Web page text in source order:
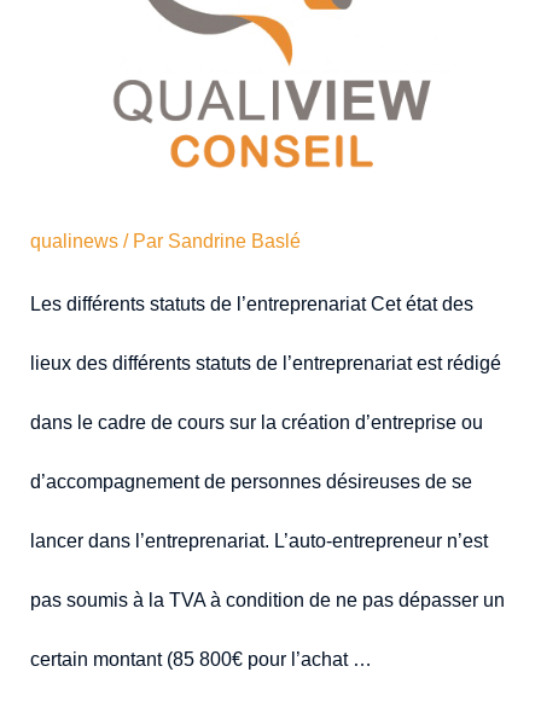
qualinews / Par Sandrine Baslé
Les différents statuts de l’entreprenariat Cet état des
lieux des différents statuts de l’entreprenariat est rédigé
dans le cadre de cours sur la création d’entreprise ou
d’accompagnement de personnes désireuses de se
lancer dans l’entreprenariat. L’auto-entrepreneur n’est
pas soumis à la TVA à condition de ne pas dépasser un
certain montant (85 800€ pour l’achat …